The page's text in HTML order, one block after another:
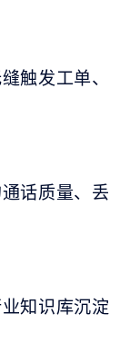
触发工单、
话质量、丢
知识库沉淀